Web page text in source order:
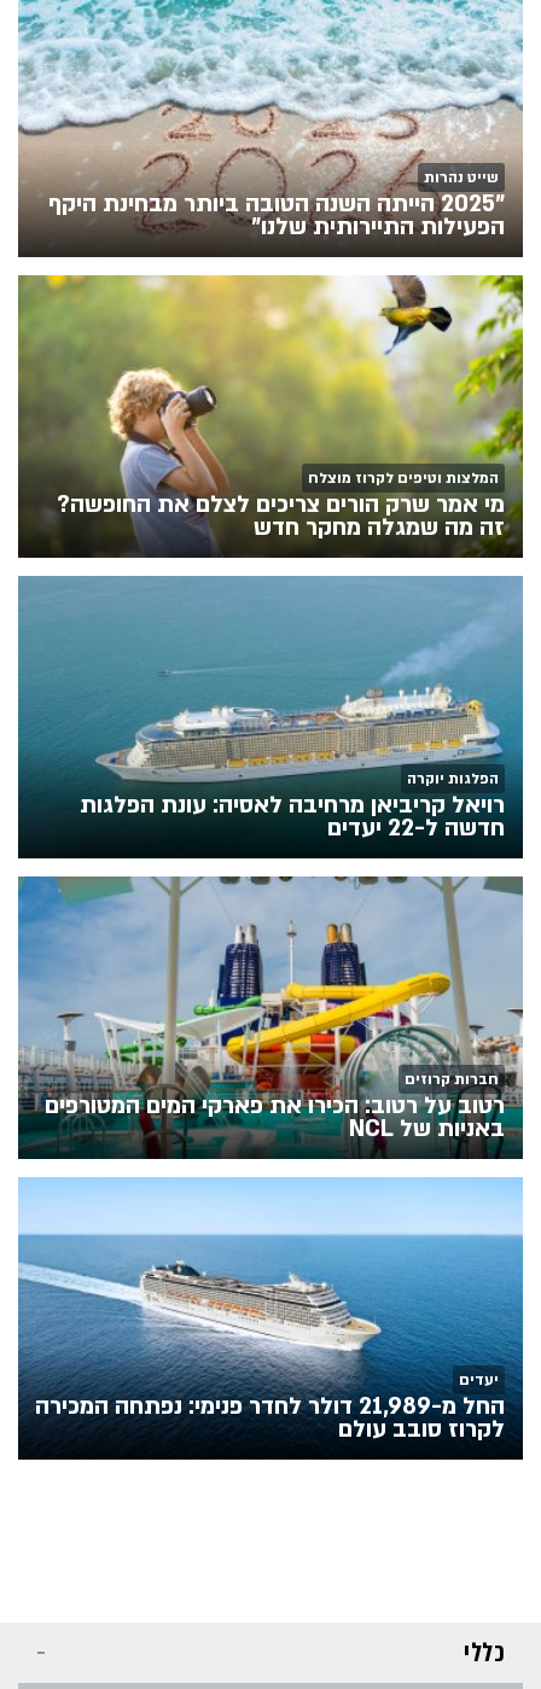
שייט נהרות
"2025 הייתה השנה הטובה ביותר מבחינת היקף
הפעילות התיירותית שלנו"
המלצות וטיפים לקרוז מוצלח
מי אמר שרק הורים צריכים לצלם את החופשה?
זה מה שמגלה מחקר חדש
הפלגות יוקרה
רויאל קריביאן מרחיבה לאסיה: עונת הפלגות
חדשה ל-22 יעדים
חברות קרוזים
רטוב על רטוב: הכירו את פארקי המים המטורפים
באניות של NCL
יעדים
החל מ-21,989 דולר לחדר פנימי: נפתחה המכירה
לקרוז סובב עולם
כללי